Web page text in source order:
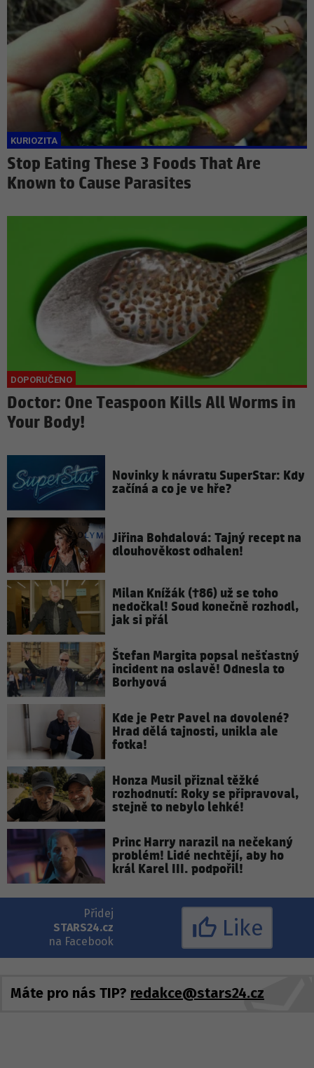
Stop Eating These 3 Foods That Are
Known to Cause Parasites
Doctor: One Teaspoon Kills All Worms in
Your Body!
Novinky k návratu SuperStar: Kdy
začíná a co je ve hře?
Jiřina Bohdalová: Tajný recept na
dlouhověkost odhalen!
Milan Knížák (†86) už se toho
nedočkal! Soud konečně rozhodl,
jak si přál
Štefan Margita popsal nešťastný
incident na oslavě! Odnesla to
Borhyová
Kde je Petr Pavel na dovolené?
Hrad dělá tajnosti, unikla ale
fotka!
Honza Musil přiznal těžké
rozhodnutí: Roky se připravoval,
stejně to nebylo lehké!
Princ Harry narazil na nečekaný
problém! Lidé nechtějí, aby ho
král Karel III. podpořil!
Přidej
STARS24.cz
na Facebook
Like
Máte pro nás TIP? redakce@stars24.cz